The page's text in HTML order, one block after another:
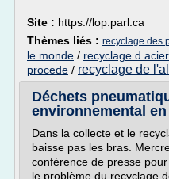
Site : https://lop.parl.ca
Thèmes liés : recyclage des
le monde / recyclage d acier
procede / recyclage de
Déchets
environnemental en
Dans la collecte et le
baisse pas les bras.
conférence de presse
le problème du recyclage